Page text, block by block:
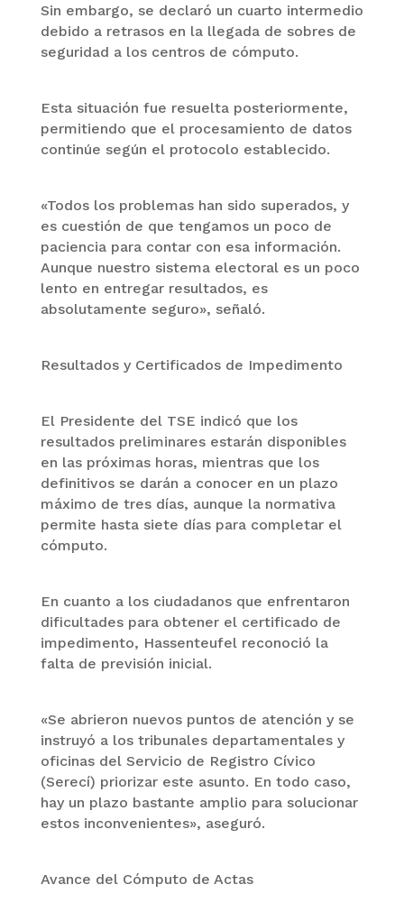
Sin embargo, se declaró un cuarto intermedio
debido a retrasos en la llegada de sobres de
seguridad a los centros de cómputo.
Esta situación fue resuelta posteriormente,
permitiendo que el procesamiento de datos
continúe según el protocolo establecido.
«Todos los problemas han sido superados, y
es cuestión de que tengamos un poco de
paciencia para contar con esa información.
Aunque nuestro sistema electoral es un poco
lento en entregar resultados, es
absolutamente seguro», señaló.
Resultados y Certificados de Impedimento
El Presidente del TSE indicó que los
resultados preliminares estarán disponibles
en las próximas horas, mientras que los
definitivos se darán a conocer en un plazo
máximo de tres días, aunque la normativa
permite hasta siete días para completar el
cómputo.
En cuanto a los ciudadanos que enfrentaron
dificultades para obtener el certificado de
impedimento, Hassenteufel reconoció la
falta de previsión inicial.
«Se abrieron nuevos puntos de atención y se
instruyó a los tribunales departamentales y
oficinas del Servicio de Registro Cívico
(Serecí) priorizar este asunto. En todo caso,
hay un plazo bastante amplio para solucionar
estos inconvenientes», aseguró.
Avance del Cómputo de Actas